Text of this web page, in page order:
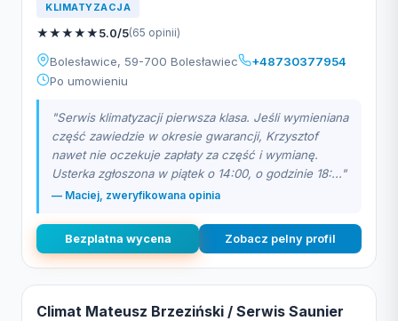
KLIMATYZACJA
★★★★★5.0/5(65 opinii)
Bolesławice, 59-700 Bolesławiec
+48730377954
Po umowieniu
"Serwis klimatyzacji pierwsza klasa. Jeśli wymieniana
część zawiedzie w okresie gwarancji, Krzysztof
nawet nie oczekuje zapłaty za część i wymianę.
Usterka zgłoszona w piątek o 14:00, o godzinie 18:..."
— Maciej, zweryfikowana opinia
Bezplatna wycena Zobacz pelny profil
Climat Mateusz Brzeziński / Serwis Saunier